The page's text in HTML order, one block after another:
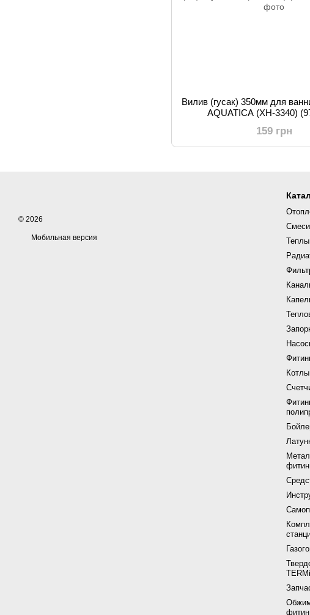
Вилив (гусак) 350мм для
AQUATICA (XH-3340)
159 грн
© 2026
Мобильная версия